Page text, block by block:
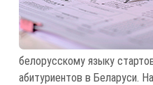
белорусскому языку
абитуриентов в Беларуси.